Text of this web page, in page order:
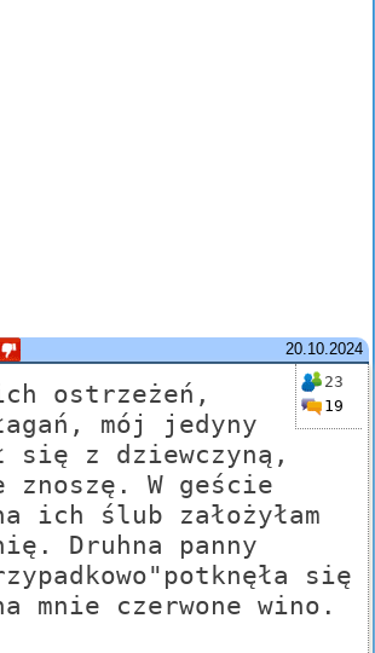
20.10.2024
23
19
ostrzeżeń,
mój jedyny
się z dziewczyną,
W geście
ich ślub założyłam
Druhna panny
się
mnie czerwone wino.